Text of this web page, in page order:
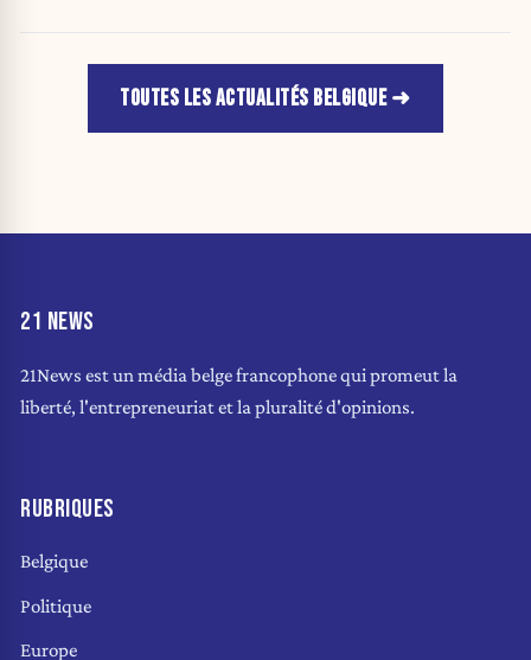
TOUTES LES ACTUALITÉS BELGIQUE
21 NEWS
21News est un média belge francophone qui promeut la
liberté, l'entrepreneuriat et la pluralité d'opinions.
RUBRIQUES
Belgique
Politique
Europe